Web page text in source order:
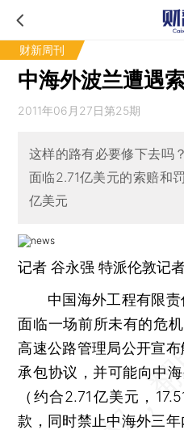
财新周刊
中海外波兰遭遇
2011年06月27日第25期
这样的路有必要修下去吗
面临2.71亿美元的索赔和
亿美元
记者 谷永强 特派伦敦记
中国海外工程有限责
面临一场前所未有的危
高速公路管理局公开宣
承包协议，并可能向中
（约合2.71亿美元，
款，同时禁止中海外三年